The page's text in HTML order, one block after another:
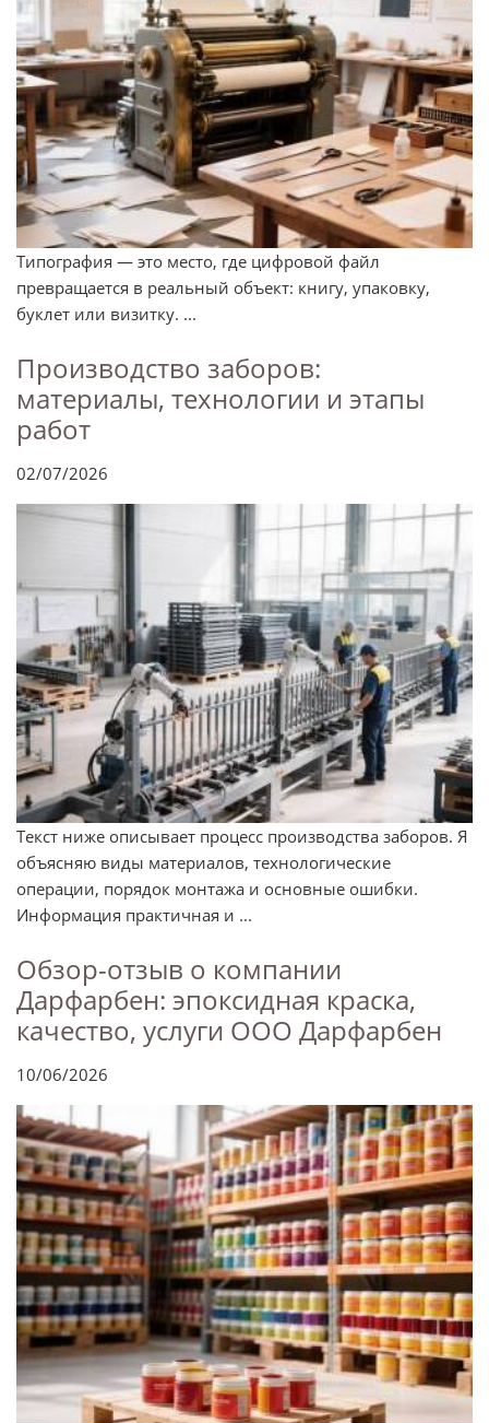
Типография — это место, где цифровой файл
превращается в реальный объект: книгу, упаковку,
буклет или визитку. ...
Производство заборов:
материалы, технологии и этапы
работ
02/07/2026
Текст ниже описывает процесс производства заборов. Я
объясняю виды материалов, технологические
операции, порядок монтажа и основные ошибки.
Информация практичная и ...
Обзор-отзыв о компании
Дарфарбен: эпоксидная краска,
качество, услуги ООО Дарфарбен
10/06/2026